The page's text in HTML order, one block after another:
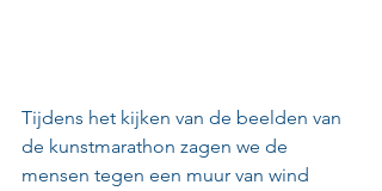
Tijdens het kijken van de beelden van
de kunstmarathon zagen we de
mensen tegen een muur van wind